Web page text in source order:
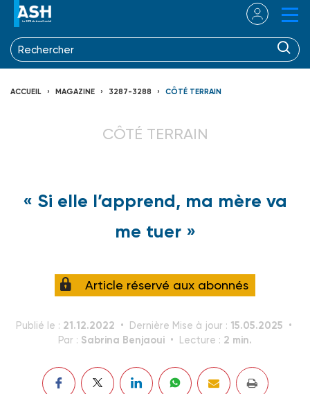
ACCUEIL MAGAZINE 3287-3288 CÔTÉ TERRAIN
CÔTÉ TERRAIN
« Si elle l’apprend, ma mère va
me tuer »
Article réservé aux abonnés
Publié le : 21.12.2022 Dernière Mise à jour : 15.05.2025
Par : Sabrina Benjaoui Lecture : 2 min.